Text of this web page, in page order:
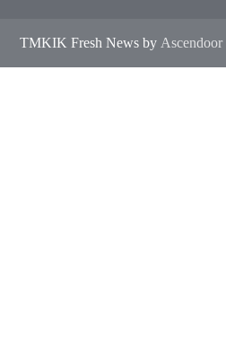
TMKIK Fresh News by Ascendoor